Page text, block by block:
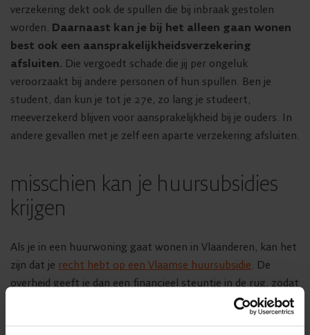
verzekering dekt ook de spullen die bij inbraak gestolen
worden. Daarnaast kan je bij het alleen gaan wonen
best ook een aansprakelijkheidsverzekering
afsluiten. Die vergoedt schade die jij per ongeluk
veroorzaakt bij andere personen of hun spullen. Ben je
student, dan kun je tot je 27e, zo lang je studeert,
meeverzekerd blijven voor aansprakelijkheid bij je ouders. In
andere gevallen met je zelf een aparte verzekering afsluiten.
misschien kan je huursubsidies
krijgen
Als je in een huurwoning gaat wonen in Vlaanderen, kan het
zijn dat je recht hebt op een Vlaamse huursubsidie. De
overheid geeft je dan een financieel steuntje in de rug, zodat
je bescheiden maar comfortabel kan wonen, ook als je
inkomen (nog) laag is. Ook voor je medische kosten kun je